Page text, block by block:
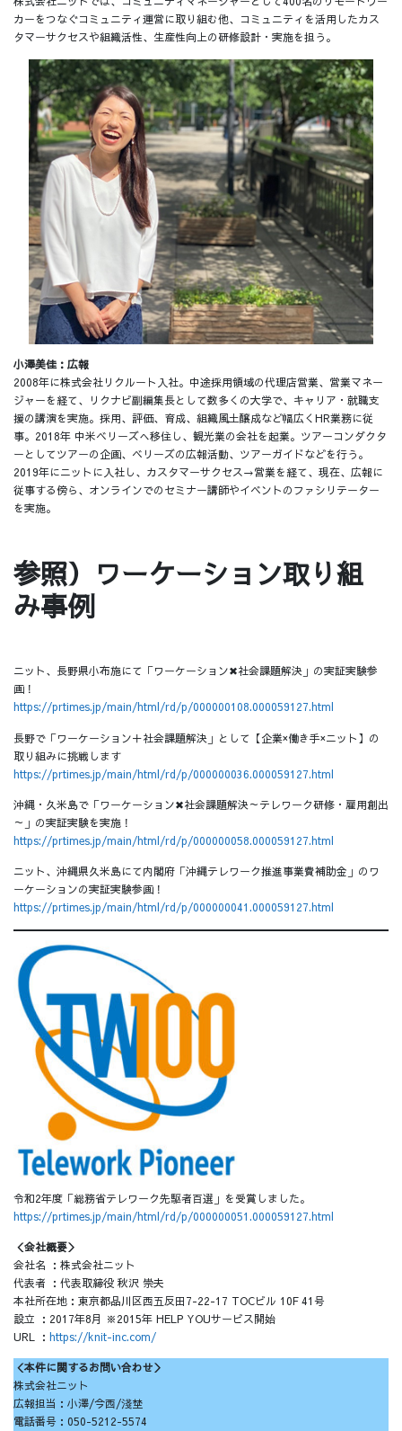
カーをつなぐコミュニティ運営に取り組む他、コミュニティを活用したカス
タマーサクセスや組織活性、生産性向上の研修設計・実施を担う。
小澤美佳：広報
2008年に株式会社リクルート入社。中途採用領域の代理店営業、営業マネー
ジャーを経て、リクナビ副編集長として数多くの大学で、キャリア・就職支
援の講演を実施。採用、評価、育成、組織風土醸成など幅広くHR業務に従
事。2018年 中米ベリーズへ移住し、観光業の会社を起業。ツアーコンダクタ
ーとしてツアーの企画、ベリーズの広報活動、ツアーガイドなどを行う。
2019年にニットに入社し、カスタマーサクセス→営業を経て、現在、広報に
従事する傍ら、オンラインでのセミナー講師やイベントのファシリテーター
を実施。
参照）ワーケーション取り組
み事例
ニット、長野県小布施にて「ワーケーション✖社会課題解決」の実証実験参
画！
https://prtimes.jp/main/html/rd/p/000000108.000059127.html
長野で「ワーケーション＋社会課題解決」として【企業×働き手×ニット】の
取り組みに挑戦します
https://prtimes.jp/main/html/rd/p/000000036.000059127.html
沖縄・久米島で「ワーケーション✖社会課題解決～テレワーク研修・雇用創出
～」の実証実験を実施！
https://prtimes.jp/main/html/rd/p/000000058.000059127.html
ニット、沖縄県久米島にて内閣府「沖縄テレワーク推進事業費補助金」のワ
ーケーションの実証実験参画！
https://prtimes.jp/main/html/rd/p/000000041.000059127.html
令和2年度「総務省テレワーク先駆者百選」を受賞しました。
https://prtimes.jp/main/html/rd/p/000000051.000059127.html
＜会社概要＞
会社名 ：株式会社ニット
代表者 ：代表取締役 秋沢 崇夫
本社所在地：東京都品川区西五反田7-22-17 TOCビル 10F 41号
設立 ：2017年8月 ※2015年 HELP YOUサービス開始
URL ： https://knit-inc.com/
＜本件に関するお問い合わせ＞
株式会社ニット
広報担当：小澤/今西/淺埜
電話番号：050-5212-5574